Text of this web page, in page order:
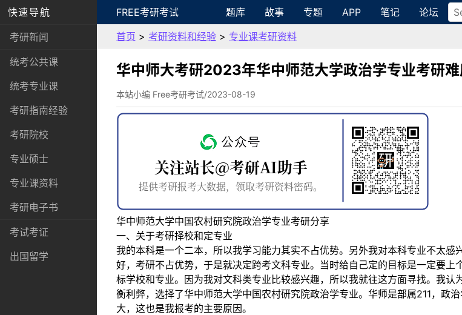
快速导航
考研新闻
统考公共课
统考专业课
考研指南经验
考研院校
专业硕士
专业课资料
考研电子书
考试考证
出国留学
FREE考研考试 题库 故事 专题 APP 笔记 论坛
首页 > 考研资料和经验 > 专业课考研资料
华中师大考研2023年华中师范大学政治学专业考研
本站小编 Free考研考试/2023-08-19
华中师范大学中国农村研究院政治学专业考研分享
一、关于考研择校和定专业
我的本科是一个二本，所以我学习能力其实不占优势。另外我对本科专业不太
好，考研不占优势，于是就决定跨考文科专业。当时给自己定的目标是一定要
标学校和专业。因为我对文科类专业比较感兴趣，所以我就往这方面寻找。我
衡利弊，选择了华中师范大学中国农村研究院政治学专业。华师是部属211，政
大，这也是我报考的主要原因。